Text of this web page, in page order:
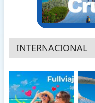
INTERNACIONAL